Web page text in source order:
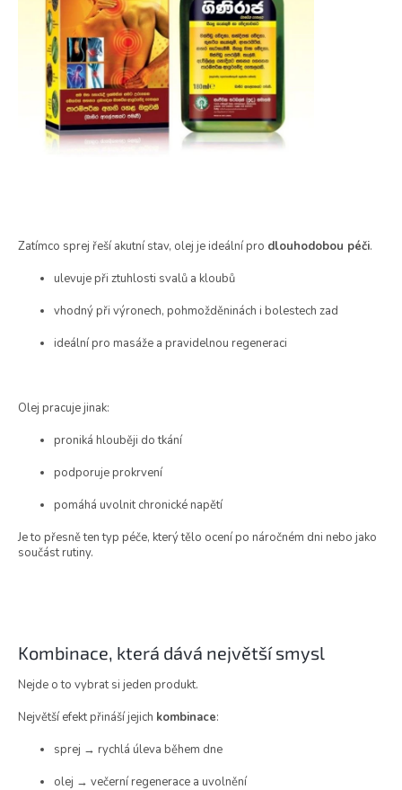
Zatímco sprej řeší akutní stav, olej je ideální pro dlouhodobou péči.
ulevuje při ztuhlosti svalů a kloubů
vhodný při výronech, pohmožděninách i bolestech zad
ideální pro masáže a pravidelnou regeneraci
Olej pracuje jinak:
proniká hlouběji do tkání
podporuje prokrvení
pomáhá uvolnit chronické napětí
Je to přesně ten typ péče, který tělo ocení po náročném dni nebo jako
součást rutiny.
Kombinace, která dává největší smysl
Nejde o to vybrat si jeden produkt.
Největší efekt přináší jejich kombinace:
sprej → rychlá úleva během dne
olej → večerní regenerace a uvolnění